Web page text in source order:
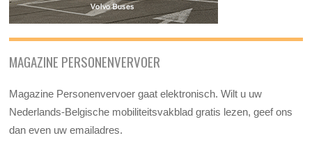
MAGAZINE PERSONENVERVOER
Magazine Personenvervoer gaat elektronisch. Wilt u uw
Nederlands-Belgische mobiliteitsvakblad gratis lezen, geef ons
dan even uw emailadres.